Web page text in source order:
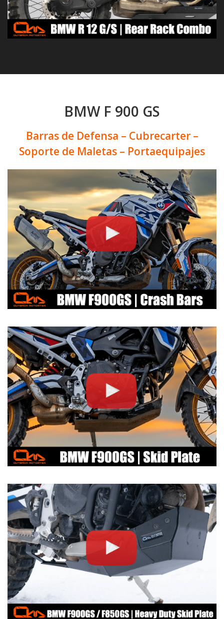
BMW F 900 GS
Barras de Defensa – Cubrecarter –
Soporte de Maletas – Portaequipajes